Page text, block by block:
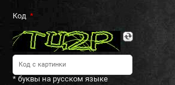
Код
* буквы на русском языке